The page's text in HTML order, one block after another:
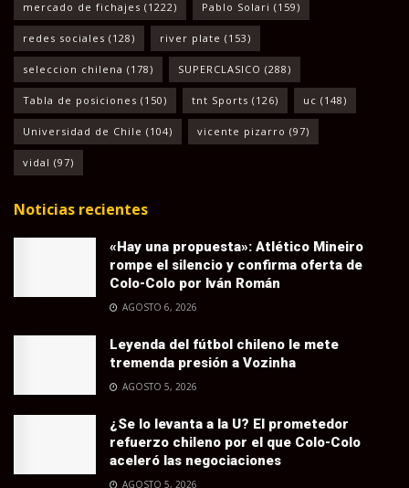
mercado de fichajes (1222) Pablo Solari (159)
redes sociales (128) river plate (153)
seleccion chilena (178) SUPERCLASICO (288)
Tabla de posiciones (150) tnt Sports (126) uc (148)
Universidad de Chile (104) vicente pizarro (97)
vidal (97)
Noticias recientes
«Hay una propuesta»: Atlético Mineiro
rompe el silencio y confirma oferta de
Colo-Colo por Iván Román
AGOSTO 6, 2026
Leyenda del fútbol chileno le mete
tremenda presión a Vozinha
AGOSTO 5, 2026
¿Se lo levanta a la U? El prometedor
refuerzo chileno por el que Colo-Colo
aceleró las negociaciones
AGOSTO 5, 2026